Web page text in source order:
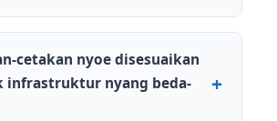
cetakan nyoe disesuaikan
infrastruktur nyang beda-